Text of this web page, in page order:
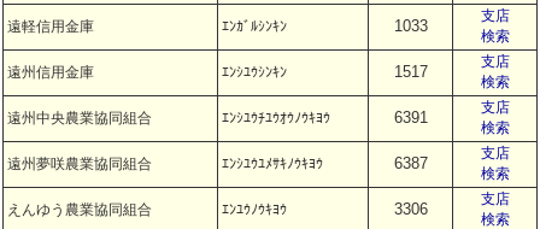
遠軽信用金庫 ｴﾝｶﾞﾙｼﾝｷﾝ 1033
支店
検索
遠州信用金庫 ｴﾝｼﾕｳｼﾝｷﾝ 1517
支店
検索
遠州中央農業協同組合 ｴﾝｼﾕｳﾁﾕｳｵｳﾉｳｷﾖｳ 6391
支店
検索
遠州夢咲農業協同組合 ｴﾝｼﾕｳﾕﾒｻｷﾉｳｷﾖｳ 6387
支店
検索
えんゆう農業協同組合 ｴﾝﾕｳﾉｳｷﾖｳ 3306
支店
検索